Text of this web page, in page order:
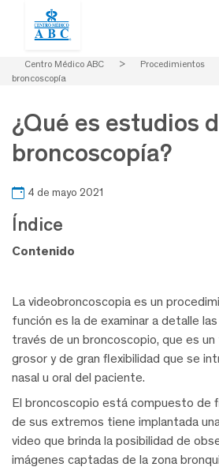
Centro Médico ABC > Procedimientos
broncoscopía
¿Qué es estudios
broncoscopía?
4 de mayo 2021
Índice
Contenido
La videobroncoscopia es un
función es la de examinar a detalle
través de un broncoscopio, que es
grosor y de gran flexibilidad que se
nasal u oral del paciente.
El broncoscopio está compuesto de
de sus extremos tiene implantada
video que brinda la posibilidad de
imágenes captadas de la zona